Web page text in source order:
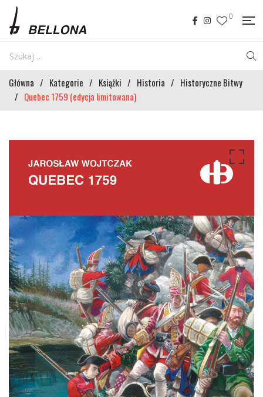
0
Główna / Kategorie / Książki / Historia / Historyczne Bitwy
/ Quebec 1759 (edycja limitowana)